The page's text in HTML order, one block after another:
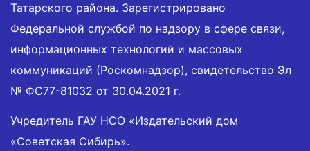
Татарского района. Зарегистрировано
Федеральной службой по надзору в сфере связи,
информационных технологий и массовых
коммуникаций (Роскомнадзор), свидетельство Эл
№ ФС77-81032 от 30.04.2021 г.
Учредитель ГАУ НСО «Издательский дом
«Советская Сибирь».